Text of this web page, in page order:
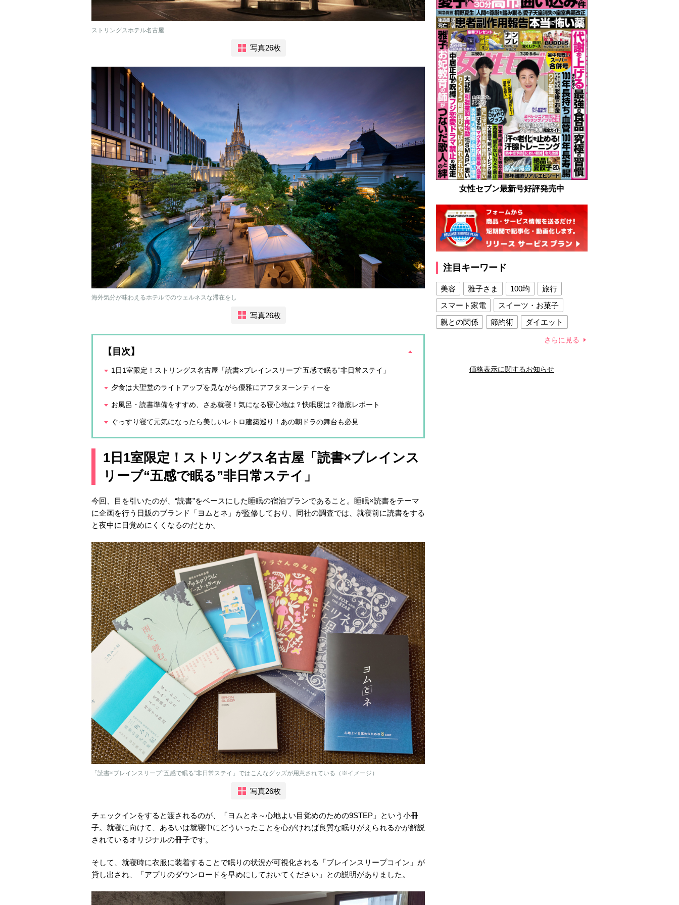
ストリングスホテル名古屋
写真26枚
海外気分が味わえるホテルでのウェルネスな滞在をし
写真26枚
【目次】
1日1室限定！ストリングス名古屋「読書×ブレインスリーブ“五感で眠る”非日常ステイ」
夕食は大聖堂のライトアップを見ながら優雅にアフタヌーンティーを
お風呂・読書準備をすすめ、さあ就寝！気になる寝心地は？快眠度は？徹底レポート
ぐっすり寝て元気になったら美しいレトロ建築巡り！あの朝ドラの舞台も必見
1日1室限定！ストリングス名古屋「読書×ブレインス
リーブ“五感で眠る”非日常ステイ」
今回、目を引いたのが、“読書”をベースにした睡眠の宿泊プランであること。睡眠×読書をテーマ
に企画を行う日販のブランド「ヨムとネ」が監修しており、同社の調査では、就寝前に読書をする
と夜中に目覚めにくくなるのだとか。
「読書×ブレインスリーブ“五感で眠る”非日常ステイ」ではこんなグッズが用意されている（※イメージ）
写真26枚
チェックインをすると渡されるのが、「ヨムとネ～心地よい目覚めのための9STEP」という小冊
子。就寝に向けて、あるいは就寝中にどういったことを心がければ良質な眠りがえられるかが解説
されているオリジナルの冊子です。
そして、就寝時に衣服に装着することで眠りの状況が可視化される「ブレインスリープコイン」が
貸し出され、「アプリのダウンロードを早めにしておいてください」との説明がありました。
女性セブン最新号好評発売中
注目キーワード
美容 雅子さま 100均
旅行
スマート家電
スイーツ・お菓子
親との関係
節約術
ダイエット
夫との関係
新津春子 どか食い
さらに見る
価格表示に関するお知らせ